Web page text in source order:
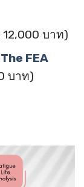
12,000 บาท)
FEA
บาท)